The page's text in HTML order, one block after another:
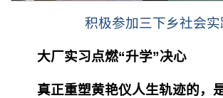
积极参加三下乡社会实
大厂实习点燃“升学”决心
真正重塑黄艳仪人生轨迹的，